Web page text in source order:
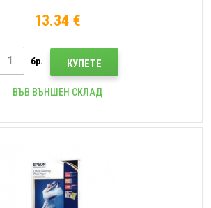
13.34 €
бр. КУПЕТЕ
ВЪВ ВЪНШЕН СКЛАД